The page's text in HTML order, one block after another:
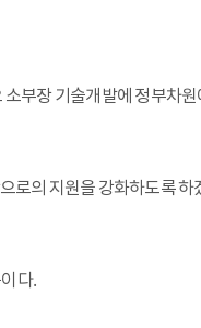
부장 기술개발에 정부차
로의 지원을 강화하도록
다.